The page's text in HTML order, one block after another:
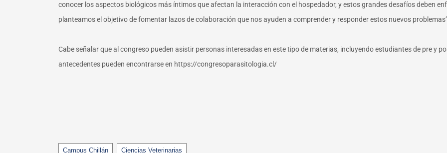
conocer los aspectos biológicos más íntimos que afectan la interacción con el hospedador, y estos grandes desafíos deben
planteamos el objetivo de fomentar lazos de colaboración que nos ayuden a comprender y responder estos nuevos
Cabe señalar que al congreso pueden asistir personas interesadas en este tipo de materias, incluyendo estudiantes de pre y
antecedentes pueden encontrarse en https://congresoparasitologia.cl/
Tags
Campus Chillán Ciencias Veterinarias